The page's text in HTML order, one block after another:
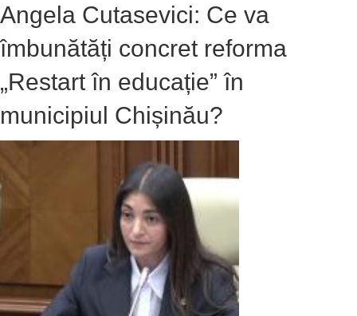
Angela Cutasevici: Ce va
îmbunătăți concret reforma
„Restart în educație” în
municipiul Chișinău?